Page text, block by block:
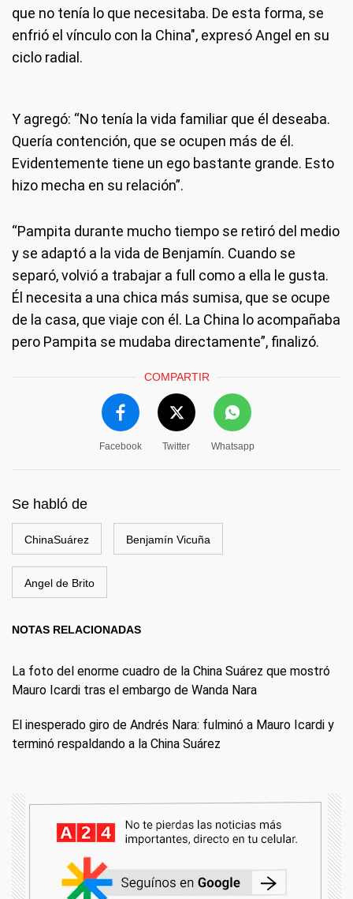
que no tenía lo que necesitaba. De esta forma, se
enfrió el vínculo con la China", expresó Angel en su
ciclo radial.
Y agregó: “No tenía la vida familiar que él deseaba.
Quería contención, que se ocupen más de él.
Evidentemente tiene un ego bastante grande. Esto
hizo mecha en su relación”.
“Pampita durante mucho tiempo se retiró del medio
y se adaptó a la vida de Benjamín. Cuando se
separó, volvió a trabajar a full como a ella le gusta.
Él necesita a una chica más sumisa, que se ocupe
de la casa, que viaje con él. La China lo acompañaba
pero Pampita se mudaba directamente”, finalizó.
COMPARTIR
Facebook Twitter Whatsapp
Se habló de
ChinaSuárez Benjamín Vicuña
Angel de Brito
NOTAS RELACIONADAS
La foto del enorme cuadro de la China Suárez que mostró
Mauro Icardi tras el embargo de Wanda Nara
El inesperado giro de Andrés Nara: fulminó a Mauro Icardi y
terminó respaldando a la China Suárez